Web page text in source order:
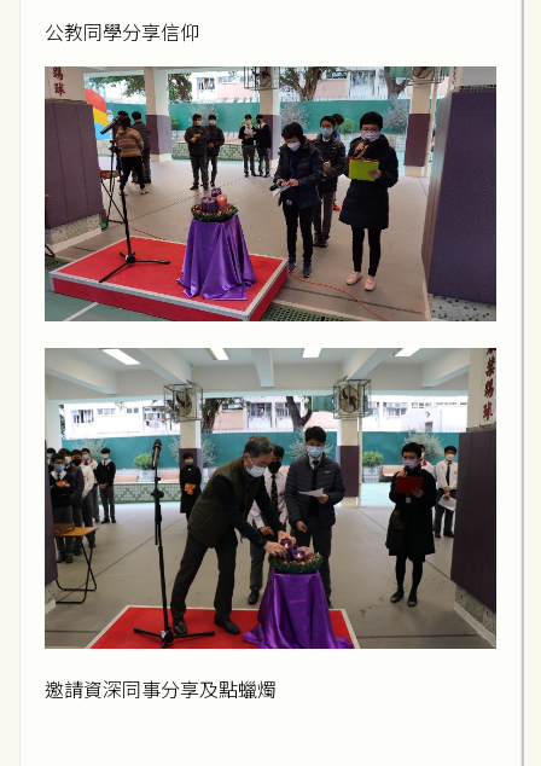
公教同學分享信仰
邀請資深同事分享及點蠟燭